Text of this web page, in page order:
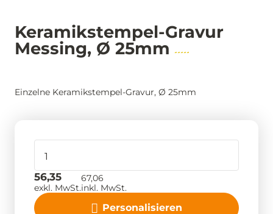
Keramikstempel-Gravur
Messing, Ø 25mm
Einzelne Keramikstempel-Gravur, Ø 25mm
Personalisieren
56,35
exkl. MwSt.
67,06
inkl. MwSt.